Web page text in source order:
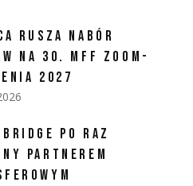
RUSZA NABÓR
NA 30. MFF ZOOM-
2027
PO RAZ
PARTNEREM